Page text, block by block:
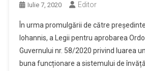
Iulie 7, 2020 Editor
În urma promulgării de către
Iohannis, a Legii pentru aprobarea
Guvernului nr. 58/2020 privind luarea
buna funcționare a sistemului de